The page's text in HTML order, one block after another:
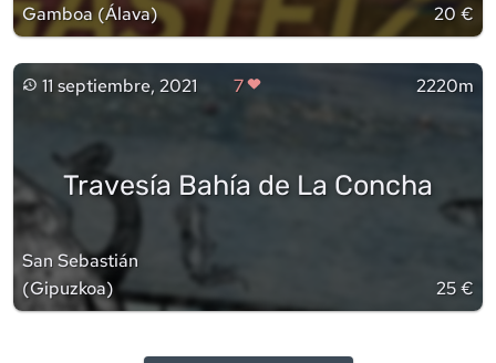
Gamboa(Álava) 20 €
11 septiembre, 2021 7 2220m
Travesía Bahía de La Concha
San Sebastián
(Gipuzkoa) 25 €